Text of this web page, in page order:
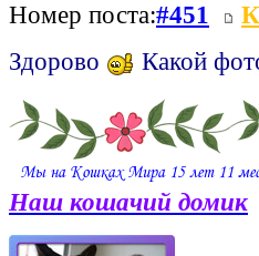
Номер поста:#451
Здорово
Какой
Наш кошачий домик